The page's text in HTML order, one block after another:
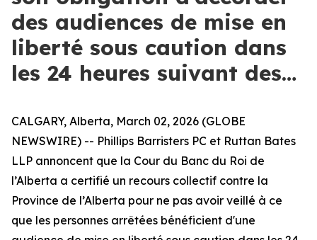
des audiences de mise en
liberté sous caution dans
les 24 heures suivant des…
CALGARY, Alberta, March 02, 2026 (GLOBE
NEWSWIRE) -- Phillips Barristers PC et Ruttan Bates
LLP annoncent que la Cour du Banc du Roi de
l’Alberta a certifié un recours collectif contre la
Province de l’Alberta pour ne pas avoir veillé à ce
que les personnes arrêtées bénéficient d'une